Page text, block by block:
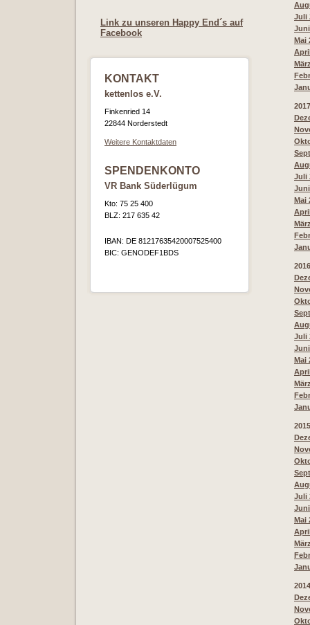
Link zu unseren Happy End´s auf
Facebook
KONTAKT
kettenlos e.V.
Finkenried 14
22844 Norderstedt
Weitere Kontaktdaten
SPENDENKONTO
VR Bank Süderlügum
Kto: 75 25 400
BLZ: 217 635 42
IBAN: DE 81217635420007525400
BIC: GENODEF1BDS
Juli
Mai
2017
Juli
Mai
2016
Juli
Mai
2015
Juli
Mai
2014